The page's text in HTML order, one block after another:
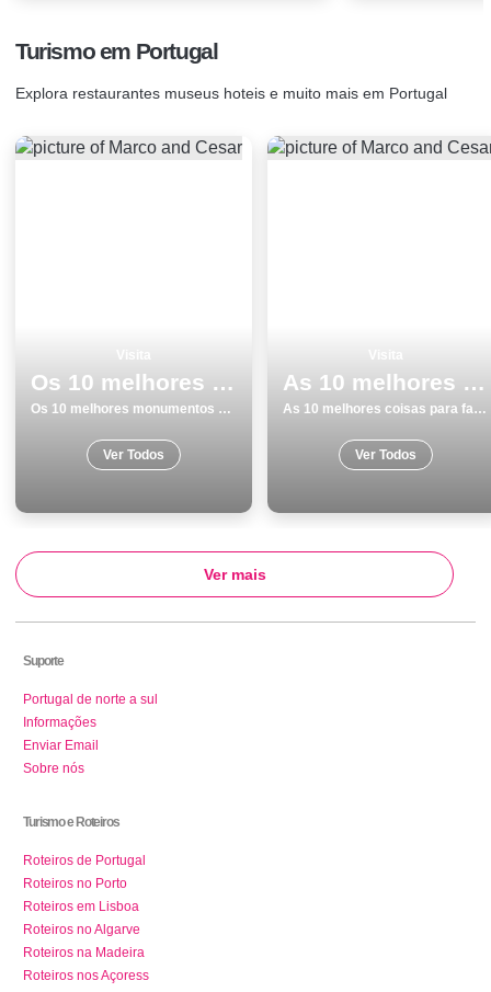
Turismo em Portugal
Explora restaurantes museus hoteis e muito mais em Portugal
Os 10 melhores monumentos para visitar em Viseu
Os 10 melhores monumentos para visitar em Viseu
Ver Todos
As 10 melhores coisas para fazer e visitar na Ilha Terceira
As 10 melhores coisas para fazer e visitar na Ilha Terceira
Ver Todos
Ver mais
Suporte
Portugal de norte a sul
Informações
Enviar Email
Sobre nós
Turismo e Roteiros
Roteiros de Portugal
Roteiros no Porto
Roteiros em Lisboa
Roteiros no Algarve
Roteiros na Madeira
Roteiros nos Açoress